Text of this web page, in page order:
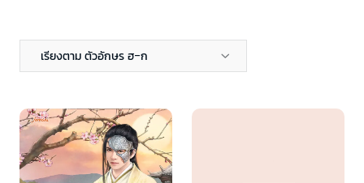
เรียงตาม ตัวอักษร ฮ-ก